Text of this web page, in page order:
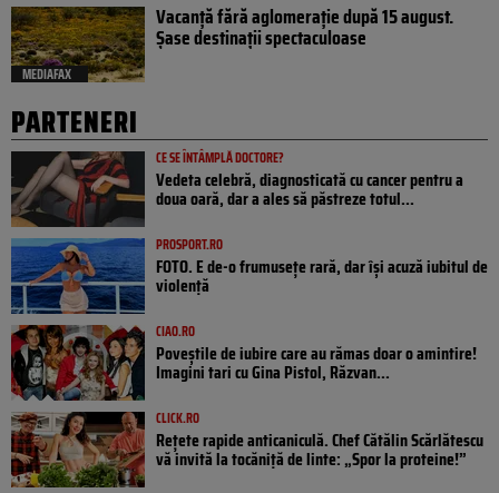
MEDIAFAX
Vacanță fără aglomerație după 15 august.
Șase destinații spectaculoase
PARTENERI
CE SE ÎNTÂMPLĂ DOCTORE?
Vedeta celebră, diagnosticată cu cancer pentru a
doua oară, dar a ales să păstreze totul...
PROSPORT.RO
FOTO. E de-o frumusețe rară, dar își acuză iubitul de
violență
CIAO.RO
Poveştile de iubire care au rămas doar o amintire!
Imagini tari cu Gina Pistol, Răzvan...
CLICK.RO
Rețete rapide anticaniculă. Chef Cătălin Scărlătescu
vă invită la tocăniță de linte: „Spor la proteine!”